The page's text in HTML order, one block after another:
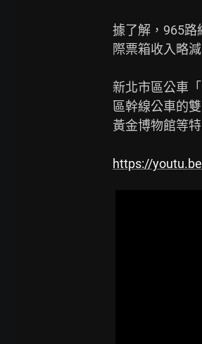
據了解，965路
際票箱收入略
新北市區公車
區幹線公車的
黃金博物館等
https://